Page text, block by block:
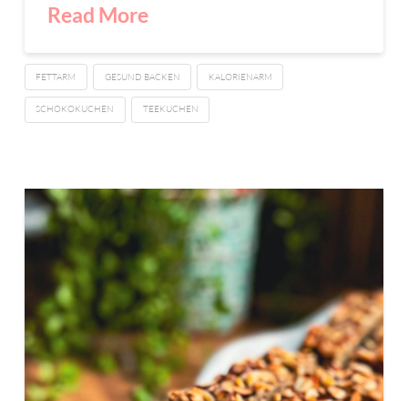
Read More
FETTARM GESUND BACKEN KALORIENARM
SCHOKOKUCHEN TEEKUCHEN